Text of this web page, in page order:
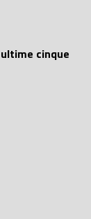
ultime cinque